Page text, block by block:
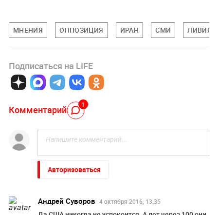
МНЕНИЯ ОППОЗИЦИЯ ИРАН СМИ ЛИВИЯ
Подписаться на LIFE
Комментарий 1
Авторизоваться
Андрей Суворов 4 октября 2016, 13:35